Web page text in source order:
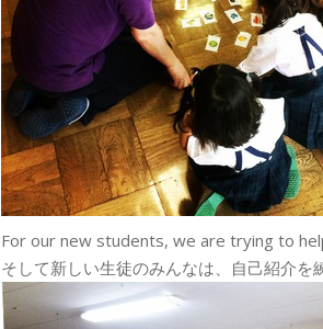
For our new students, we are trying to
そして新しい生徒のみんなは、自己紹介を